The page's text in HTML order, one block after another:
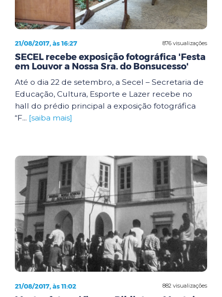
876 visualizações
21/08/2017, às 16:27
SECEL recebe exposição fotográfica 'Festa
em Louvor a Nossa Sra. do Bonsucesso'
Até o dia 22 de setembro, a Secel – Secretaria de
Educação, Cultura, Esporte e Lazer recebe no
hall do prédio principal a exposição fotográfica
“F... [saiba mais]
882 visualizações
21/08/2017, às 11:02